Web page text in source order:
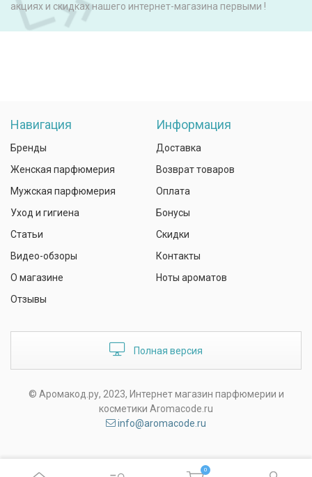
акциях и скидках нашего интернет-магазина первыми !
Навигация
Бренды
Женская парфюмерия
Мужская парфюмерия
Уход и гигиена
Статьи
Видео-обзоры
О магазине
Отзывы
Информация
Доставка
Возврат товаров
Оплата
Бонусы
Скидки
Контакты
Ноты ароматов
Полная версия
© Аромакод.ру, 2023, Интернет магазин парфюмерии и
косметики Aromacode.ru
info@aromacode.ru
0